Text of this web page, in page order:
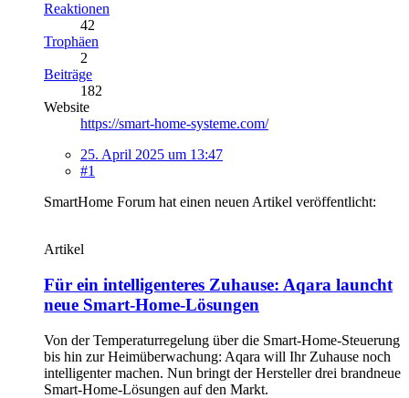
Reaktionen
42
Trophäen
2
Beiträge
182
Website
https://smart-home-systeme.com/
25. April 2025 um 13:47
#1
SmartHome Forum hat einen neuen Artikel veröffentlicht:
Artikel
Für ein intelligenteres Zuhause: Aqara launcht
neue Smart-Home-Lösungen
Von der Temperaturregelung über die Smart-Home-Steuerung
bis hin zur Heimüberwachung: Aqara will Ihr Zuhause noch
intelligenter machen. Nun bringt der Hersteller drei brandneue
Smart-Home-Lösungen auf den Markt.